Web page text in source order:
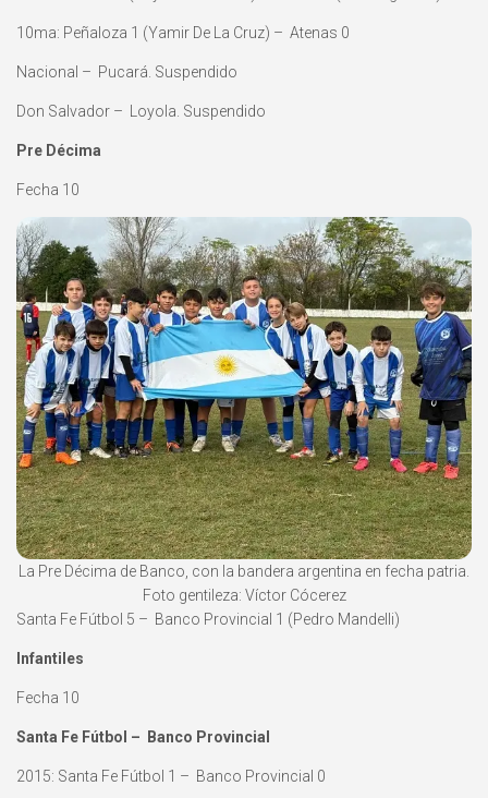
10ma: Peñaloza 1 (Yamir De La Cruz) – Atenas 0
Nacional – Pucará. Suspendido
Don Salvador – Loyola. Suspendido
Pre Décima
Fecha 10
La Pre Décima de Banco, con la bandera argentina en fecha patria.
Foto gentileza: Víctor Cócerez
Santa Fe Fútbol 5 – Banco Provincial 1 (Pedro Mandelli)
Infantiles
Fecha 10
Santa Fe Fútbol – Banco Provincial
2015: Santa Fe Fútbol 1 – Banco Provincial 0